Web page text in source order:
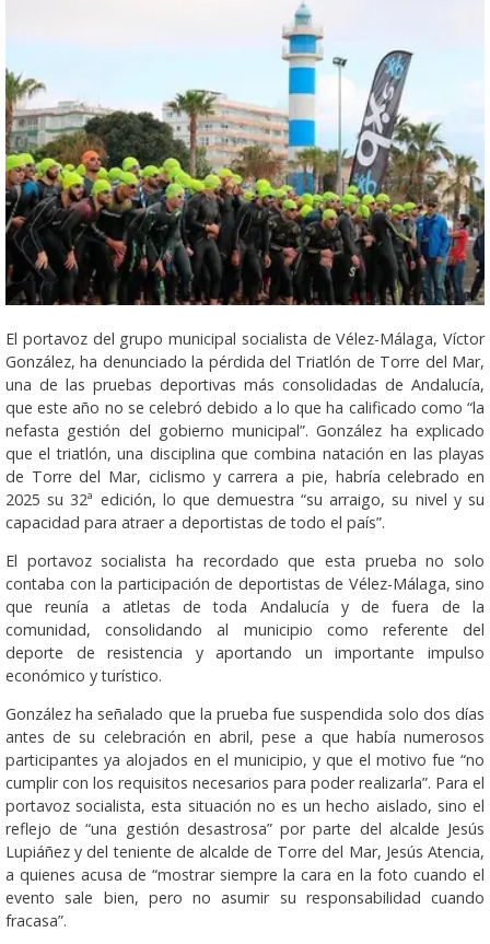
El portavoz del grupo municipal socialista de Vélez-Málaga, Víctor
González, ha denunciado la pérdida del Triatlón de Torre del Mar,
una de las pruebas deportivas más consolidadas de Andalucía,
que este año no se celebró debido a lo que ha calificado como “la
nefasta gestión del gobierno municipal”. González ha explicado
que el triatlón, una disciplina que combina natación en las playas
de Torre del Mar, ciclismo y carrera a pie, habría celebrado en
2025 su 32ª edición, lo que demuestra “su arraigo, su nivel y su
capacidad para atraer a deportistas de todo el país”.
El portavoz socialista ha recordado que esta prueba no solo
contaba con la participación de deportistas de Vélez-Málaga, sino
que reunía a atletas de toda Andalucía y de fuera de la
comunidad, consolidando al municipio como referente del
deporte de resistencia y aportando un importante impulso
económico y turístico.
González ha señalado que la prueba fue suspendida solo dos días
antes de su celebración en abril, pese a que había numerosos
participantes ya alojados en el municipio, y que el motivo fue “no
cumplir con los requisitos necesarios para poder realizarla”. Para el
portavoz socialista, esta situación no es un hecho aislado, sino el
reflejo de “una gestión desastrosa” por parte del alcalde Jesús
Lupiáñez y del teniente de alcalde de Torre del Mar, Jesús Atencia,
a quienes acusa de “mostrar siempre la cara en la foto cuando el
evento sale bien, pero no asumir su responsabilidad cuando
fracasa”.